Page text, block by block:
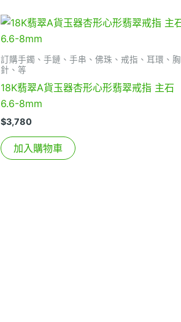
訂購手鐲、手鏈、手串、佛珠、戒指、耳環、胸
針、等
18K翡翠A貨玉器杏形心形翡翠戒指 主石
6.6-8mm
$3,780
加入購物車